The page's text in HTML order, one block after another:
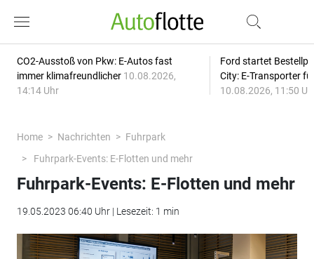
CO2-Ausstoß von Pkw: E-Autos fast
immer klimafreundlicher 10.08.2026,
14:14 Uhr
Ford startet
City: E-Transporter
10.08.2026, 11:50
Home Nachrichten
Fuhrpark
Fuhrpark-Events: E-Flotten und mehr
Fuhrpark-Events: E-Flotten und mehr
19.05.2023 06:40 Uhr | Lesezeit: 1 min